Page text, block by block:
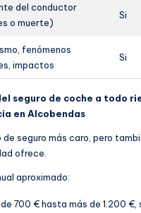
del conductor
o muerte)
Si
fenómenos
impactos
Si
seguro de coche a todo
en Alcobendas
de seguro más caro, pero
ofrece.
aproximado:
700 € hasta más de 1.200 €,